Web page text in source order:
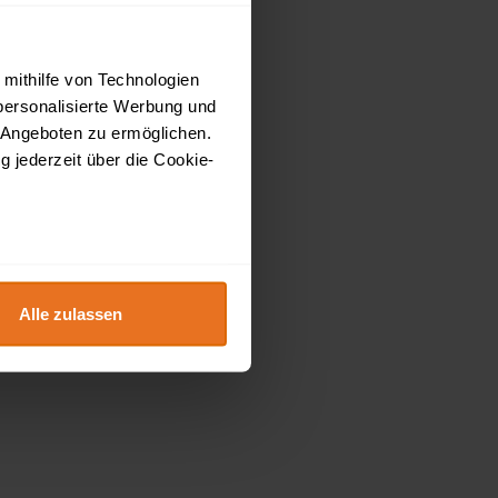
von Technologien
Werbung und
zu ermöglichen.
jederzeit über die Cookie-
Präferenzen im
Verwendung unserer
diese Informationen
Rahmen Ihrer Nutzung
Alle zulassen